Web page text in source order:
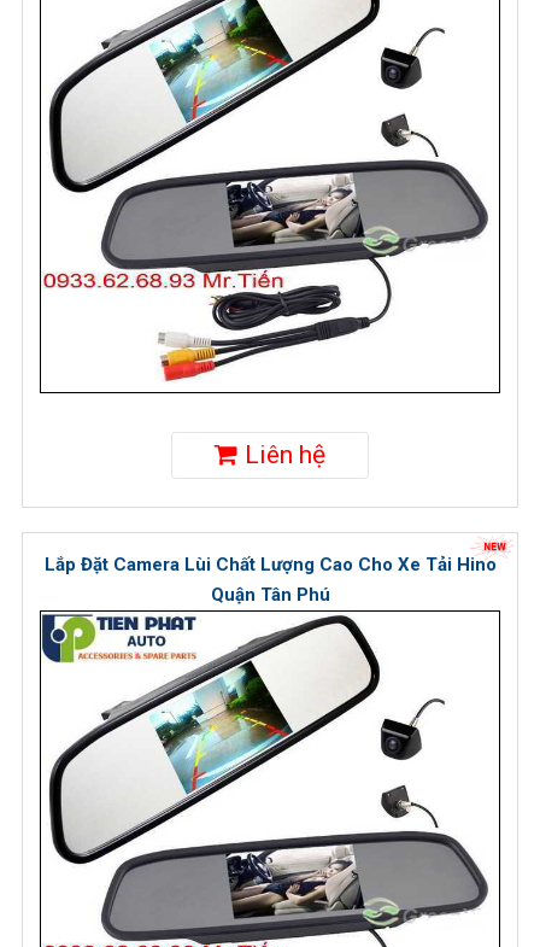
Liên hệ
Lắp Đặt Camera Lùi Chất Lượng Cao Cho Xe Tải Hino
Quận Tân Phú